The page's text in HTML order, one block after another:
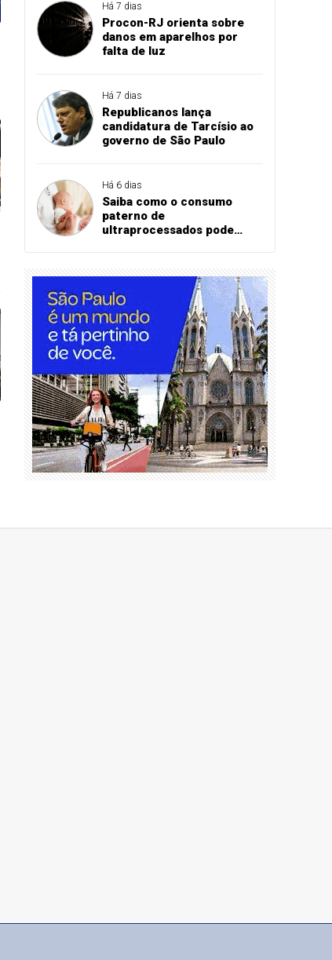
Há 7 dias
Procon-RJ orienta sobre
danos em aparelhos por
falta de luz
Há 7 dias
Republicanos lança
candidatura de Tarcísio ao
governo de São Paulo
Há 6 dias
Saiba como o consumo
paterno de
ultraprocessados pode